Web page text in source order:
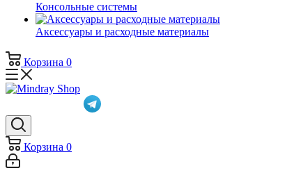
Консольные системы
Аксессуары и расходные материалы
Корзина 0
Корзина 0